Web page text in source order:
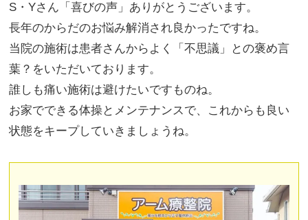
S・Yさん「喜びの声」ありがとうございます。
長年のからだのお悩み解消され良かったですね。
当院の施術は患者さんからよく「不思議」との褒め言
葉？をいただいております。
誰しも痛い施術は避けたいですものね。
お家でできる体操とメンテナンスで、これからも良い
状態をキープしていきましょうね。